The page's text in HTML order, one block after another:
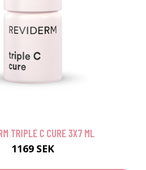
TRIPLE C CURE 3X7 ML
1169 SEK